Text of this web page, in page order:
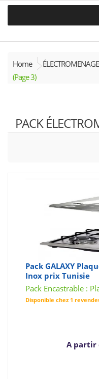
Home
(Page 3)
PACK
Pack GALAXY
Inox prix Tunisie
Pack Encastrable :
Disponible chez 1
A partir